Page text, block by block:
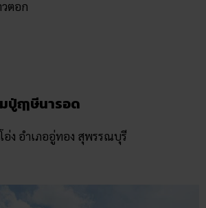
ตอก
ฤๅษีนารอด
อ่ง อำเภออู่ทอง สุพรรณบุรี